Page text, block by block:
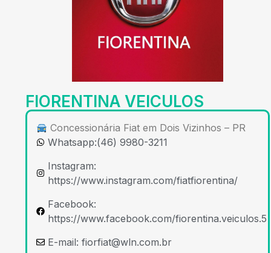
FIORENTINA VEICULOS
Concessionária Fiat em Dois Vizinhos – PR
Whatsapp:(46) 9980-3211
Instagram:
https://www.instagram.com/fiatfiorentina/
Facebook:
https://www.facebook.com/fiorentina.veiculos.5
E-mail: fiorfiat@wln.com.br